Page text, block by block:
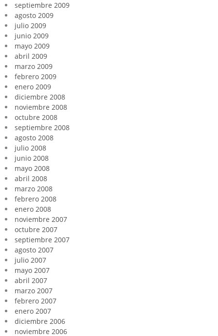
septiembre 2009
agosto 2009
julio 2009
junio 2009
mayo 2009
abril 2009
marzo 2009
febrero 2009
enero 2009
diciembre 2008
noviembre 2008
octubre 2008
septiembre 2008
agosto 2008
julio 2008
junio 2008
mayo 2008
abril 2008
marzo 2008
febrero 2008
enero 2008
noviembre 2007
octubre 2007
septiembre 2007
agosto 2007
julio 2007
mayo 2007
abril 2007
marzo 2007
febrero 2007
enero 2007
diciembre 2006
noviembre 2006